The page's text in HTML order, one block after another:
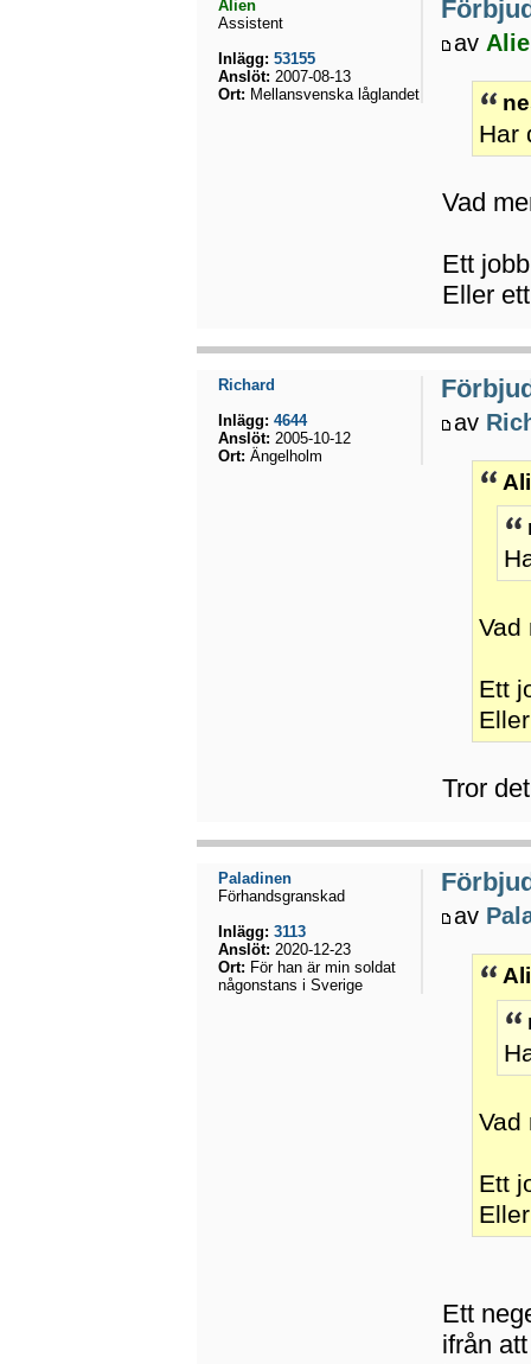
av
Har
Vad
Ett
Eller
Alien
Assistent
Inlägg: 53155
Anslöt: 2007-08-13
Ort: Mellansvenska låglandet
av
Vad
Ett
Tror
Richard
Inlägg: 4644
Anslöt: 2005-10-12
Ort: Ängelholm
av
Vad
Ett
Ett
ifrån
Paladinen
Förhandsgranskad
Inlägg: 3113
Anslöt: 2020-12-23
Ort: För han är min soldat
någonstans i Sverige